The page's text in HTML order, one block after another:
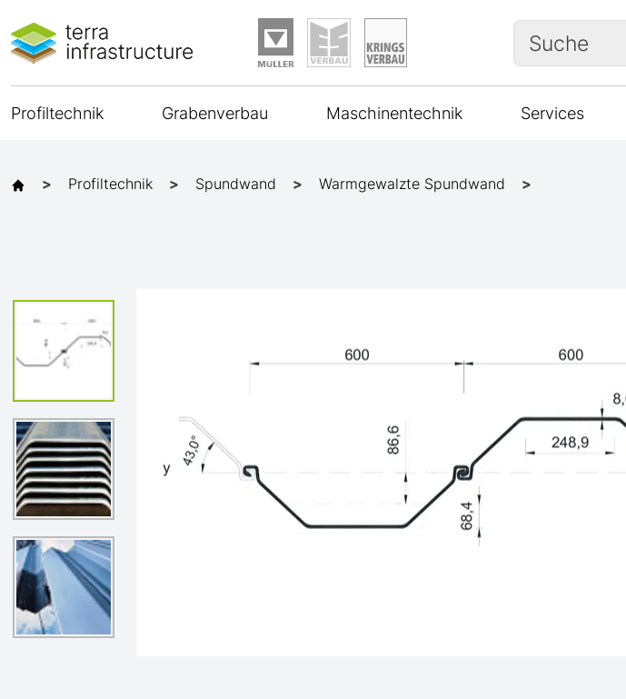
Suche
Profiltechnik Grabenverbau Maschinentechnik Services
Profiltechnik Spundwand Warmgewalzte Spundwand